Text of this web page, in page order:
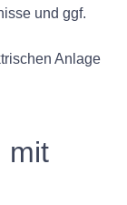
und ggf.
Anlage
mit